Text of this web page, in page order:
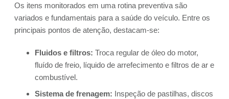
Os itens monitorados em uma rotina preventiva são
variados e fundamentais para a saúde do veículo. Entre os
principais pontos de atenção, destacam-se:
Fluidos e filtros: Troca regular de óleo do motor,
fluído de freio, líquido de arrefecimento e filtros de ar e
combustível.
Sistema de frenagem: Inspeção de pastilhas, discos